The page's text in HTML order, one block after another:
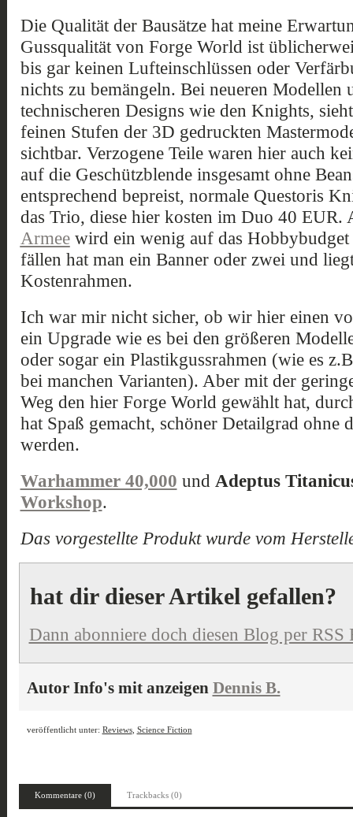
Die Qualität der Bausätze hat meine
Gussqualität von Forge World ist
bis gar keinen Lufteinschlüssen oder
nichts zu bemängeln. Bei neueren Modellen
technischeren Designs wie den Knights,
feinen Stufen der 3D gedruckten
sichtbar. Verzogene Teile waren hier auch
auf die Geschützblende insgesamt ohne
entsprechend bepreist, normale Questoris
das Trio, diese hier kosten im Duo 40 EUR.
Armeewird ein wenig auf das Hobbybudget
fällen hat man ein Banner oder zwei und
Kostenrahmen.
Ich war mir nicht sicher, ob wir hier einen
ein Upgrade wie es bei den größeren
oder sogar ein Plastikgussrahmen (wie es
bei manchen Varianten). Aber mit der
Weg den hier Forge World gewählt hat,
hat Spaß gemacht, schöner Detailgrad ohne
werden.
Warhammer 40,000 und Adeptus
Workshop.
Das vorgestellte Produkt wurde vom
hat dir dieser Artikel gefallen?
Dann abonniere doch diesen Blog per RSS
Autor Info's mit anzeigen Dennis B.
veröffentlicht unter: Reviews, Science Fiction
Kommentare (0) Trackbacks (0)